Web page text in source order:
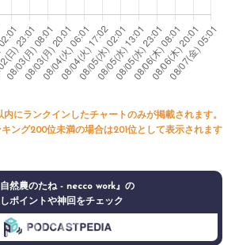
内にランクインしたチャートのみが掲載されます。
キング200位未満の場合は201位として表示されます
自然農のたね - necco work』の
ポイントや神回をチェック